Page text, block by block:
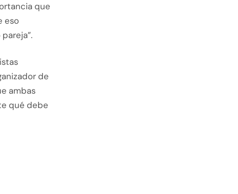
que
eso
de
ambas
qué debe